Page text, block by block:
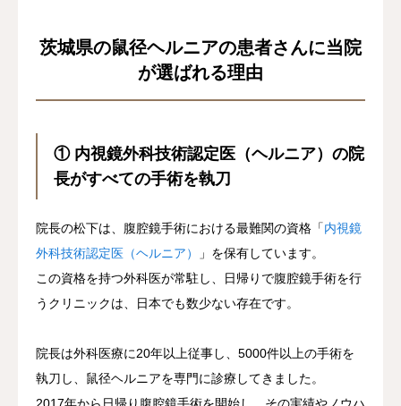
茨城県の鼠径ヘルニアの患者さんに当院
が選ばれる理由
① 内視鏡外科技術認定医（ヘルニア）の院
長がすべての手術を執刀
院長の松下は、腹腔鏡手術における最難関の資格「内視鏡
外科技術認定医（ヘルニア）
」を保有しています。
この資格を持つ外科医が常駐し、日帰りで腹腔鏡手術を行
うクリニックは、日本でも数少ない存在です。
院長は外科医療に20年以上従事し、5000件以上の手術を
執刀し、鼠径ヘルニアを専門に診療してきました。